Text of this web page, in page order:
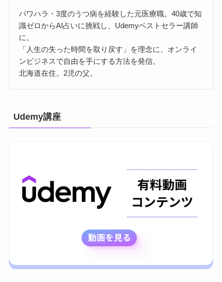
パワハラ・3度のうつ病を経験した元医療職。40歳で知
識ゼロからAI占いに挑戦し、Udemyベストセラー講師
に。
「人生の失った時間を取り戻す」を理念に、オンライ
ンビジネスで自由を手にする方法を発信。
北海道在住。2児の父。
Udemy講座